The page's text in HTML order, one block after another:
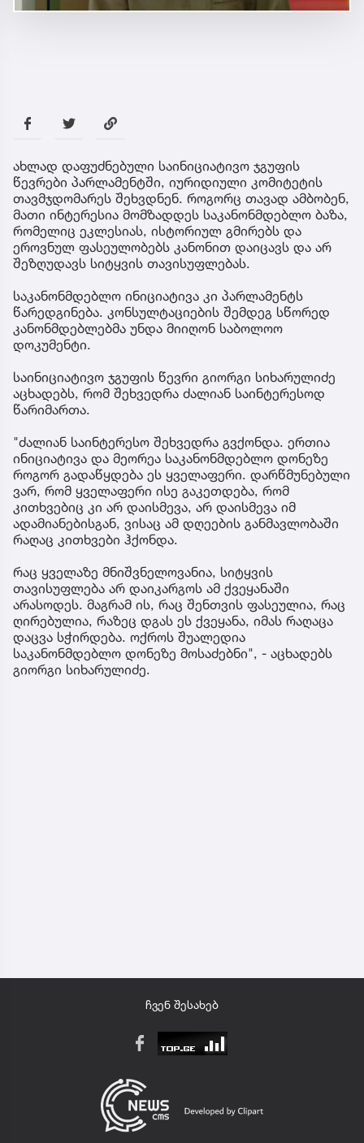
ახლად დაფუძნებული საინიციატივო ჯგუფის
წევრები პარლამენტში, იურიდიული კომიტეტის
თავმჯდომარეს შეხვდნენ. როგორც თავად ამბობენ,
მათი ინტერესია მომზადდეს საკანონმდებლო ბაზა,
რომელიც ეკლესიას, ისტორიულ გმირებს და
ეროვნულ ფასეულობებს კანონით დაიცავს და არ
შეზღუდავს სიტყვის თავისუფლებას.
საკანონმდებლო ინიციატივა კი პარლამენტს
წარედგინება. კონსულტაციების შემდეგ სწორედ
კანონმდებლებმა უნდა მიიღონ საბოლოო
დოკუმენტი.
საინიციატივო ჯგუფის წევრი გიორგი სიხარულიძე
აცხადებს, რომ შეხვედრა ძალიან საინტერესოდ
წარიმართა.
"ძალიან საინტერესო შეხვედრა გვქონდა. ერთია
ინიციატივა და მეორეა საკანონმდებლო დონეზე
როგორ გადაწყდება ეს ყველაფერი. დარწმუნებული
ვარ, რომ ყველაფერი ისე გაკეთდება, რომ
კითხვებიც კი არ დაისმევა, არ დაისმევა იმ
ადამიანებისგან, ვისაც ამ დღეების განმავლობაში
რაღაც კითხვები ჰქონდა.
რაც ყველაზე მნიშვნელოვანია, სიტყვის
თავისუფლება არ დაიკარგოს ამ ქვეყანაში
არასოდეს. მაგრამ ის, რაც შენთვის ფასეულია, რაც
ღირებულია, რაზეც დგას ეს ქვეყანა, იმას რაღაცა
დაცვა სჭირდება. ოქროს შუალედია
საკანონმდებლო დონეზე მოსაძებნი", - აცხადებს
გიორგი სიხარულიძე.
ჩვენ შესახებ